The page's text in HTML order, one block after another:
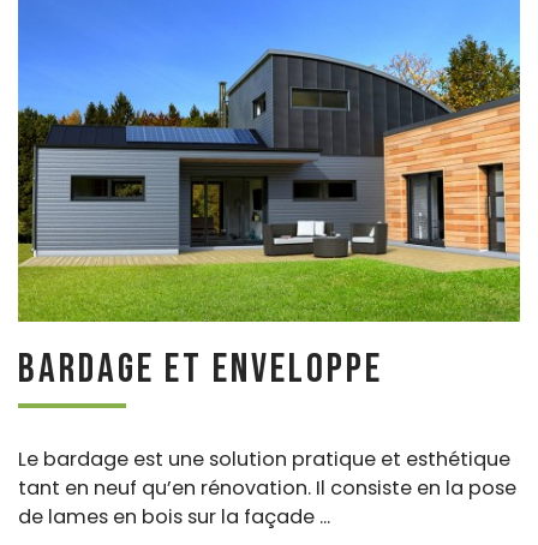
Bardage et Enveloppe
Le bardage est une solution pratique et esthétique
tant en neuf qu’en rénovation. Il consiste en la pose
de lames en bois sur la façade ...